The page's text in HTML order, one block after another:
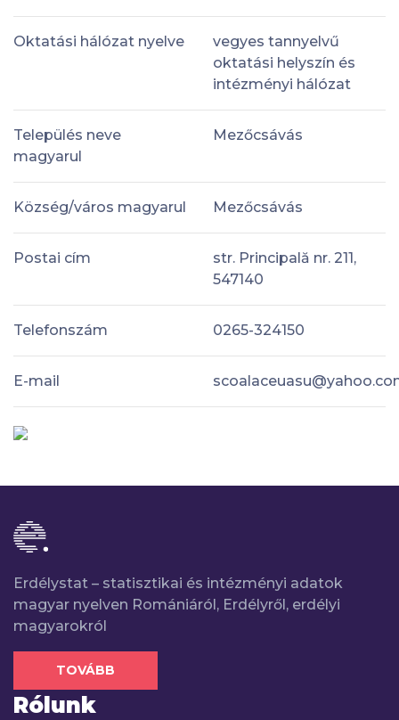
Oktatási hálózat nyelve
vegyes tannyelvű
oktatási helyszín és
intézményi hálózat
Település neve
magyarul
Mezőcsávás
Község/város magyarul Mezőcsávás
Postai cím
str. Principală nr. 211,
547140
Telefonszám 0265-324150
E-mail
Erdélystat – statisztikai és intézményi adatok
magyar nyelven Romániáról, Erdélyről, erdélyi
magyarokról
TOVÁBB
Rólunk